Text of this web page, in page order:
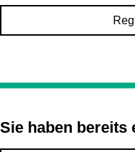
Sie haben bereits